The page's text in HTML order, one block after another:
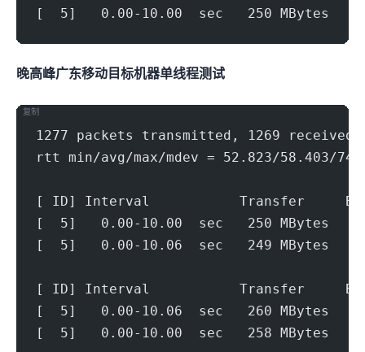
[  5]   0.00-10.00  sec   250 MBytes
晚高峰广东移动(1000Mbps)目标机器 IPERF3单线程测试
1277 packets transmitted, 1269 received,
rtt min/avg/max/mdev = 52.823/58.403/
[ ID] Interval           Transfer
[  5]   0.00-10.00  sec   250 MBytes
[  5]   0.00-10.06  sec   249 MBytes
[ ID] Interval           Transfer
[  5]   0.00-10.06  sec   260 MBytes
[  5]   0.00-10.00  sec   258 MBytes
复制